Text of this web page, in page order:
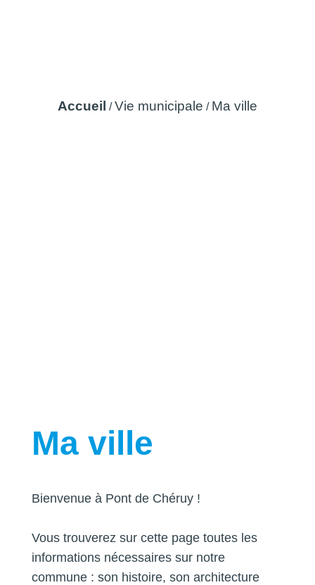
Accueil /Vie municipale / Ma ville
Ma ville
Bienvenue à Pont de Chéruy !
Vous trouverez sur cette page toutes les
informations nécessaires sur notre
commune : son histoire, son architecture